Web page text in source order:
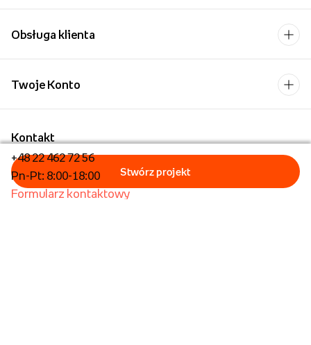
Obsługa klienta
Kontakt
+48 22 462 72 56
Pn-Pt: 8:00-18:00
Formularz kontaktowy
Twoje Konto